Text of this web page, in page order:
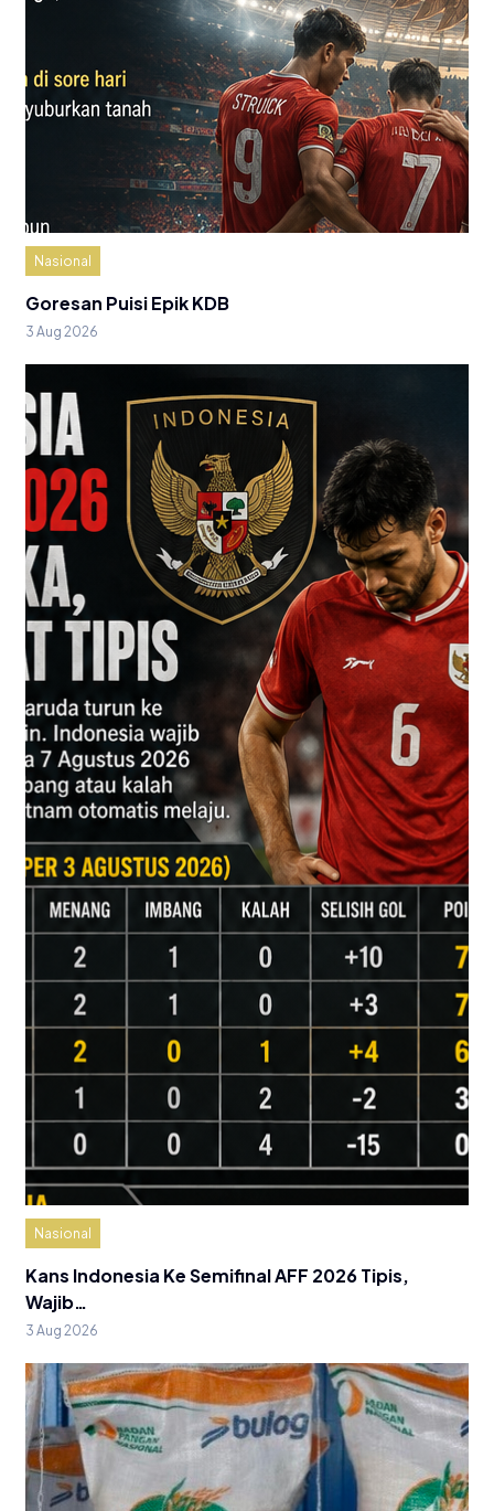
Nasional
Goresan Puisi Epik KDB
3 Aug 2026
Nasional
Kans Indonesia Ke Semifinal AFF 2026 Tipis,
Wajib…
3 Aug 2026